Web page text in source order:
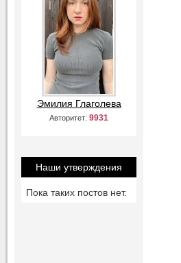
Эмилия Глаголева
Авторитет: 9931
Наши утверждения
Пока таких постов нет.